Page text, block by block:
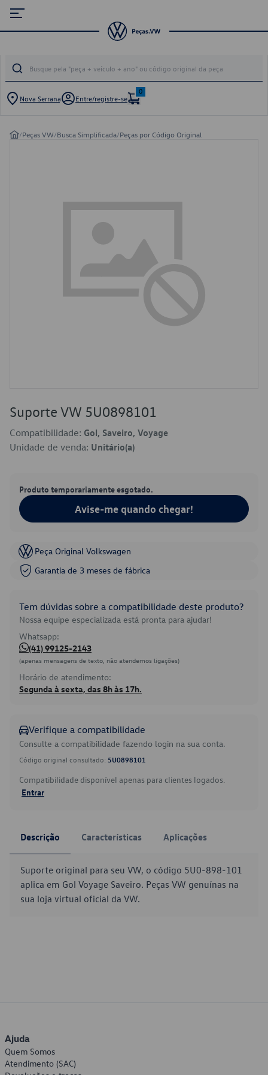
Nova Serrana Entre/registre-se
0
/Peças VW/Busca Simplificada/Peças por Código Original
Suporte VW 5U0898101
Compatibilidade: Gol, Saveiro, Voyage
Unidade de venda: Unitário(a)
Produto temporariamente esgotado.
Avise-me quando chegar!
Peça Original Volkswagen
Garantia de 3 meses de fábrica
Tem dúvidas sobre a compatibilidade deste produto?
Nossa equipe especializada está pronta para ajudar!
Whatsapp:
(41) 99125-2143
(apenas mensagens de texto, não atendemos ligações)
Horário de atendimento:
Segunda à sexta, das 8h às 17h.
Verifique a compatibilidade
Consulte a compatibilidade fazendo login na sua conta.
Código original consultado: 5U0898101
Compatibilidade disponível apenas para clientes logados.
Entrar
Descrição Características Aplicações
Suporte original para seu VW, o código 5U0-898-101
aplica em Gol Voyage Saveiro. Peças VW genuínas na
sua loja virtual oficial da VW.
Ajuda
Quem Somos
Atendimento (SAC)